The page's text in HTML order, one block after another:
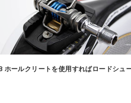
ホールクリートを使用すればロードシュ